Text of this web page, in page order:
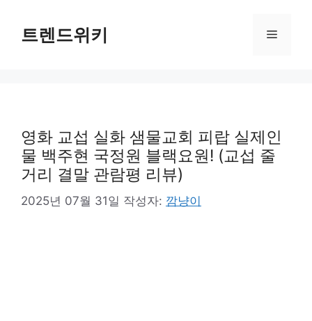
트렌드위키 메
영화 교섭 실화 샘물교회 피랍 실제인
물 백주현 국정원 블랙요원! (교섭 줄
거리 결말 관람평 리뷰)
2025년 07월 31일 작성자: 깜냥이